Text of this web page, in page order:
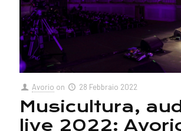
Avorio on 28 Febbraio 2022
Musicultura,
live 2022: